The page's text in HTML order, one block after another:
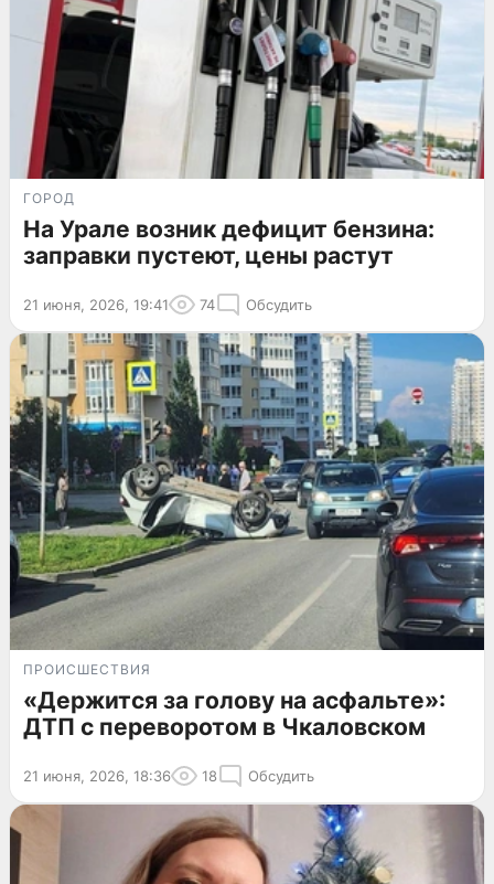
ГОРОД
На Урале возник дефицит бензина:
заправки пустеют, цены растут
21 июня, 2026, 19:41 74 Обсудить
ПРОИСШЕСТВИЯ
«Держится за голову на асфальте»:
ДТП с переворотом в Чкаловском
21 июня, 2026, 18:36 18 Обсудить